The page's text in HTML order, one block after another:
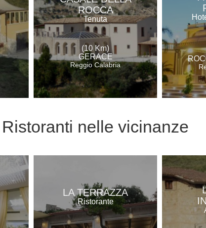
ROCCA
Tenuta
(10 Km)
GERACE
Reggio Calabria
Ristoranti nelle vicinanze
LA TERRAZZA
Ristorante